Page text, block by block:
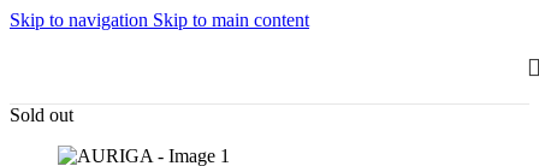
Skip to navigation Skip to main content
Sold out